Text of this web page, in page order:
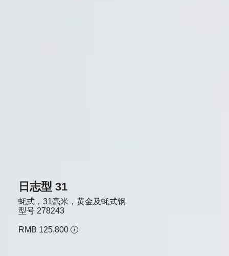
日志型 31
蚝式，31毫米，黄金及蚝式钢
型号 278243
RMB 125,800